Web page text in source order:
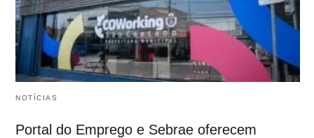
NOTÍCIAS
Portal do Emprego e Sebrae oferecem